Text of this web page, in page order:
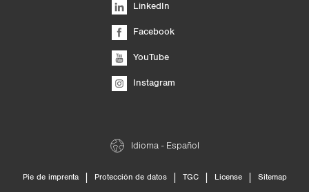
LinkedIn
Facebook
YouTube
Instagram
Idioma - Español
Pie de imprenta | Protección de datos | TGC | License | Sitemap